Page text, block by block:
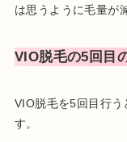
は思うように毛量が
VIO脱毛の5回目
VIO脱毛を5回目行う
す。